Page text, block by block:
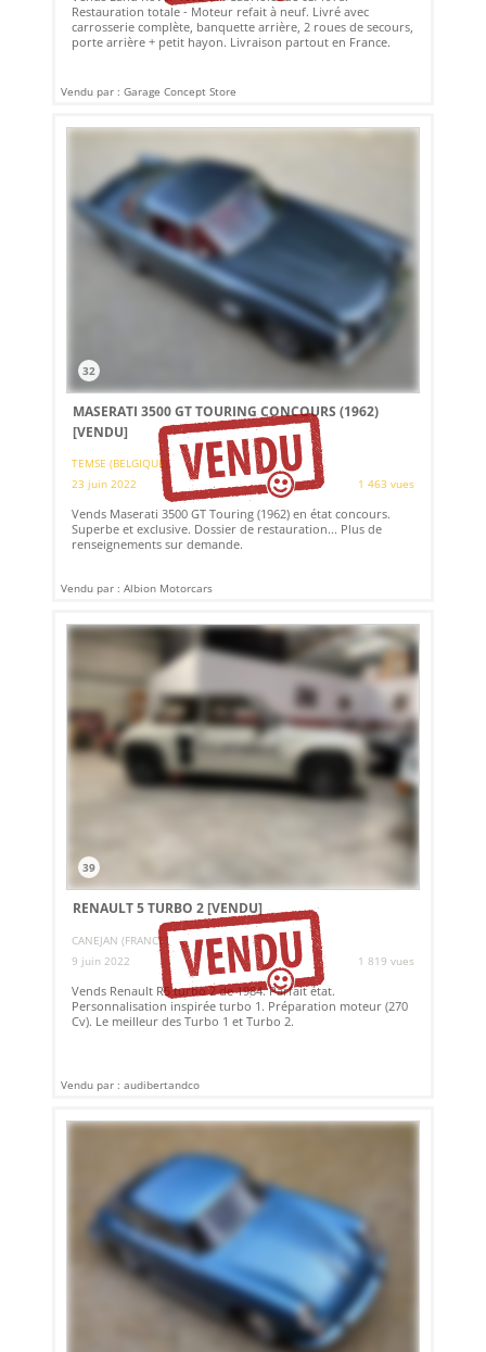
Restauration totale - Moteur refait à neuf. Livré avec
carrosserie complète, banquette arrière, 2 roues de secours,
porte arrière + petit hayon. Livraison partout en France.
Vendu par : Garage Concept Store
32
MASERATI 3500 GT TOURING CONCOURS (1962)
[VENDU]
TEMSE (BELGIQUE)
23 juin 2022
1 463 vues
Vends Maserati 3500 GT Touring (1962) en état concours.
Superbe et exclusive. Dossier de restauration... Plus de
renseignements sur demande.
Vendu par : Albion Motorcars
39
RENAULT 5 TURBO 2[VENDU]
CANEJAN (FRANCE)
9 juin 2022
1 819 vues
Vends Renault R5 turbo 2 de 1984. Parfait état.
Personnalisation inspirée turbo 1. Préparation moteur (270
Cv). Le meilleur des Turbo 1 et Turbo 2.
Vendu par : audibertandco